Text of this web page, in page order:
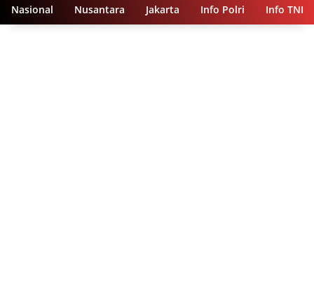
Nasional Nusantara Jakarta Info Polri Info TNI